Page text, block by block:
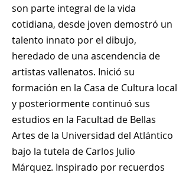
son parte integral de la vida
cotidiana, desde joven demostró un
talento innato por el dibujo,
heredado de una ascendencia de
artistas vallenatos. Inició su
formación en la Casa de Cultura local
y posteriormente continuó sus
estudios en la Facultad de Bellas
Artes de la Universidad del Atlántico
bajo la tutela de Carlos Julio
Márquez. Inspirado por recuerdos